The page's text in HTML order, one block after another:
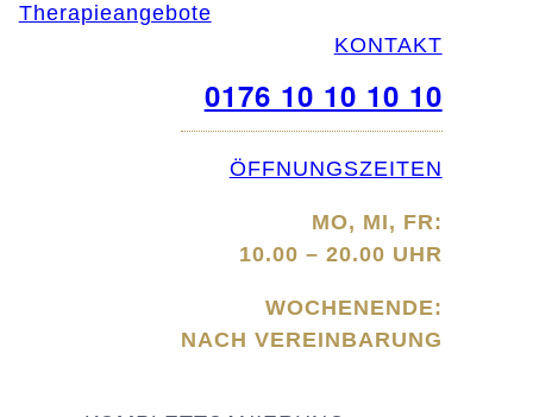
Therapieangebote
KONTAKT
0176 10 10 10 10
ÖFFNUNGSZEITEN
MO, MI, FR:
10.00 – 20.00 UHR
WOCHENENDE:
NACH VEREINBARUNG